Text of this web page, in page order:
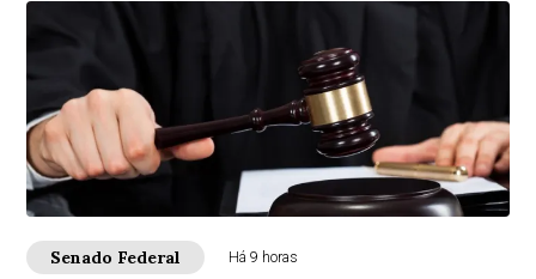
Senado Federal Há 9 horas